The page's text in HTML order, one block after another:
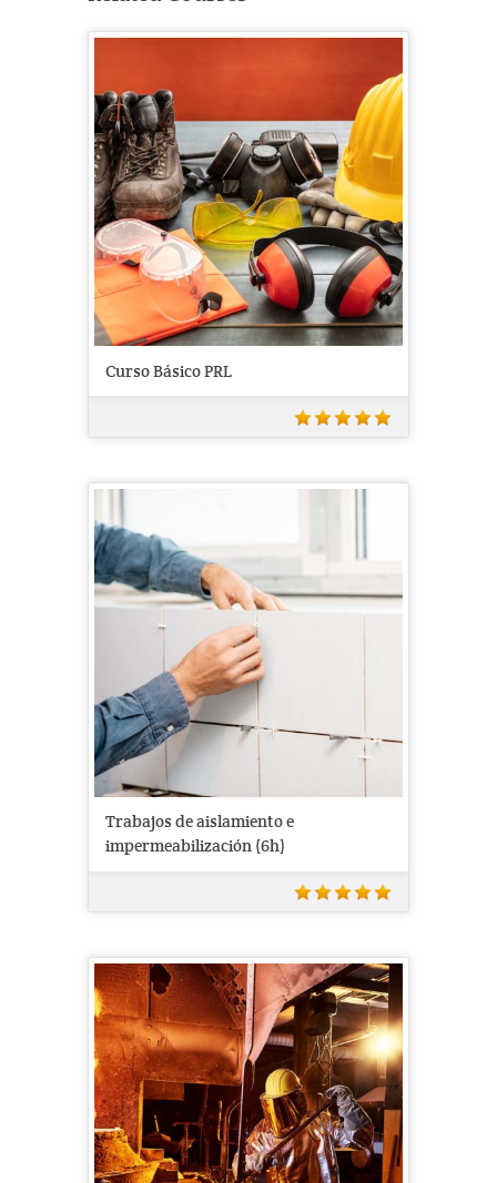
Curso Básico PRL
Trabajos de aislamiento e
impermeabilización (6h)